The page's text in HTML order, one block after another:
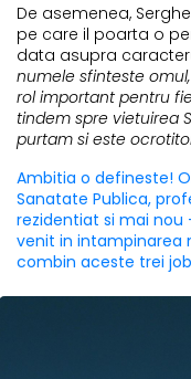
De asemenea,
pe care il poarta o
data asupra
numele sfinteste
rol important pentru
tindem spre vietuirea
purtam si este
Ambitia o defineste!
Sanatate Publica,
rezidentiat si mai nou
venit in intampinarea
combin aceste trei